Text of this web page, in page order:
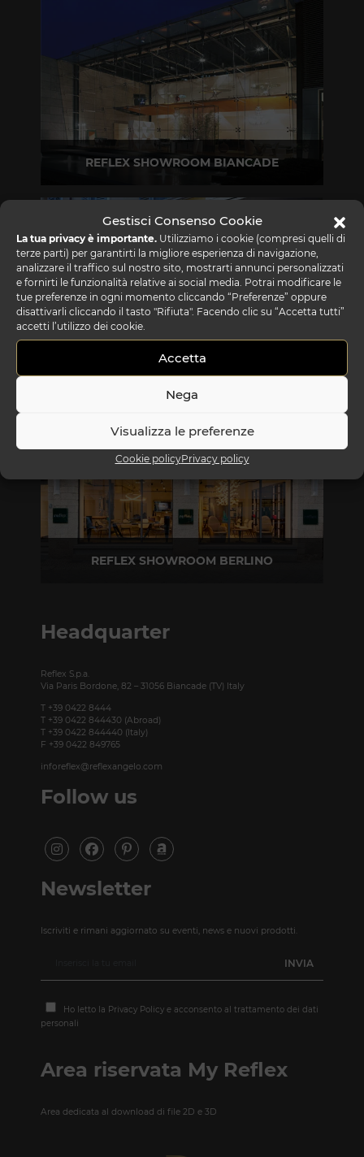
Gestisci Consenso Cookie
La tua privacy è importante. Utilizziamo i cookie (compresi quelli di
terze parti) per garantirti la migliore esperienza di navigazione,
analizzare il traffico sul nostro sito, mostrarti annunci personalizzati
e fornirti le funzionalità relative ai social media. Potrai modificare le
tue preferenze in ogni momento cliccando “Preferenze” oppure
disattivarli cliccando il tasto "Rifiuta". Facendo clic su “Accetta tutti”
accetti l’utilizzo dei cookie.
Accetta
Nega
Visualizza le preferenze
Cookie policyPrivacy policy
REFLEX SHOWROOM BIANCADE
REFLEX SHOWROOM MILANO
Via Madonnina, 17 20121 Brera (MI)
REFLEX SHOWROOM BERLINO
Headquarter
Reflex S.p.a.
Via Paris Bordone, 82 – 31056 Biancade (TV) Italy
T +39 0422 8444
T +39 0422 844430 (Abroad)
T +39 0422 844440 (Italy)
F +39 0422 849765
inforeflex@reflexangelo.com
Follow us
Newsletter
Iscriviti e rimani aggiornato su eventi, news e nuovi prodotti.
Ho letto la Privacy Policy e acconsento al trattamento dei dati
personali
Area riservata My Reflex
Area dedicata al download di file 2D e 3D